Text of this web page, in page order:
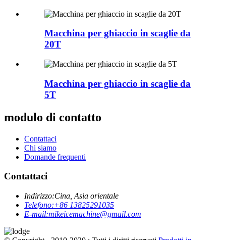
Macchina per ghiaccio in scaglie da
20T
Macchina per ghiaccio in scaglie da
5T
modulo di contatto
Contattaci
Chi siamo
Domande frequenti
Contattaci
Indirizzo:Cina, Asia orientale
Telefono:+86 13825291035
E-mail:mikeicemachine@gmail.com